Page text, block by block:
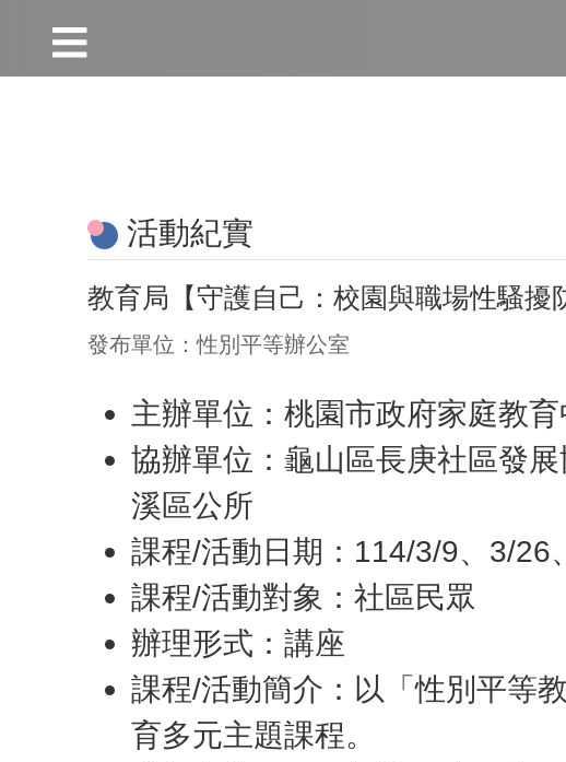
活動紀實
教育局【守護自己：校園與職場性騷擾
發布單位：性別平等辦公室
主辦單位：桃園市政府家庭教
協辦單位：龜山區長庚社區發
溪區公所
課程/活動日期：114/3/9、3/26
課程/活動對象：社區民眾
辦理形式：講座
課程/活動簡介：以「性別平等
育多元主題課程。